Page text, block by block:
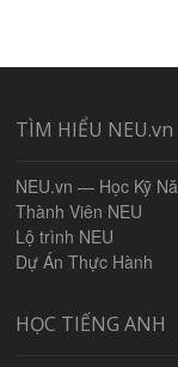
TÌM HIỂU NEU.vn
NEU.vn — Học Kỹ
Thành Viên NEU
Lộ trình NEU
Dự Án Thực Hành
HỌC TIẾNG ANH